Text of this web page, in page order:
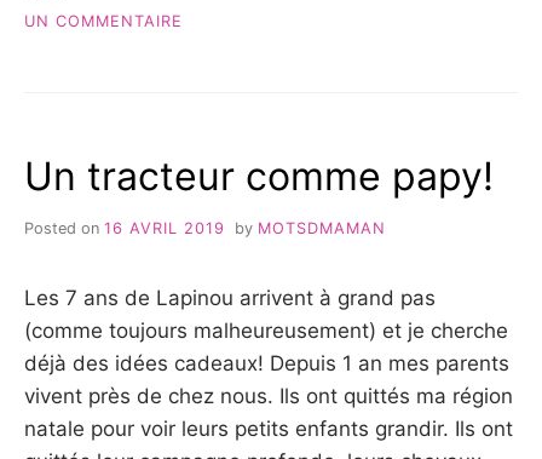
UN COMMENTAIRE
AVIS!
{TEST}
Un tracteur comme papy!
Posted on 16 AVRIL 2019 by MOTSDMAMAN
Les 7 ans de Lapinou arrivent à grand pas
(comme toujours malheureusement) et je cherche
déjà des idées cadeaux! Depuis 1 an mes parents
vivent près de chez nous. Ils ont quittés ma région
natale pour voir leurs petits enfants grandir. Ils ont